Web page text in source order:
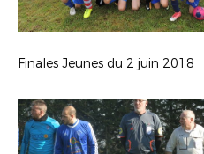
Finales Jeunes du 2 juin 2018